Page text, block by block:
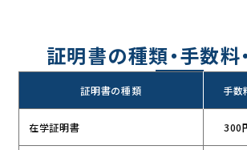
幕張ヒューマンケア学部 看護学科
幕張ヒューマンケア学部 看護学科 保健師課
幕張ヒューマンケア学部 理学療法学科
幕張ヒューマンケア学部 臨床工学科
幕張ヒューマンケア学部 健康科学科
キャンパスライフ
証明書の種類・手数料
証明書の種類 手数
在学証明書 300